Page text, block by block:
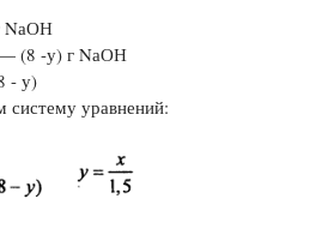
NаОН
(8 -у) г NаОН
- у)
уравнений: